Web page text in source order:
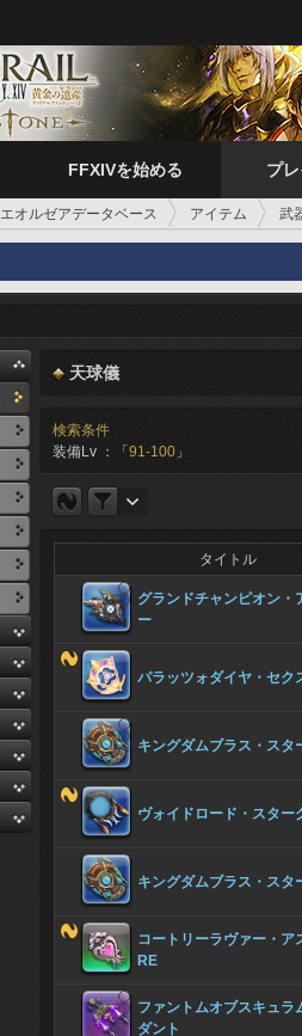
FFXIVを始める プ
エオルゼアデータベース アイテム 武
天球儀
検索条件
装備Lv ：「 91-100 」
タイトル
グランドチャンピオン・
ー
パラッツォダイヤ・セク
キングダムブラス・スタ
ヴォイドロード・スター
キングダムブラス・スタ
コートリーラヴァー・ア
RE
ファントムオブスキュラ
ダント